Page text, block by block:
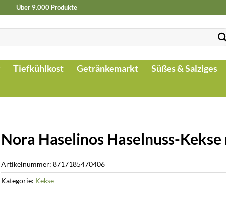
Über 9.000 Produkte
Tiefkühlkost Getränkemarkt Süßes & Salziges
Nora Haselinos Haselnuss-
Artikelnummer:8717185470406
Kategorie: Kekse